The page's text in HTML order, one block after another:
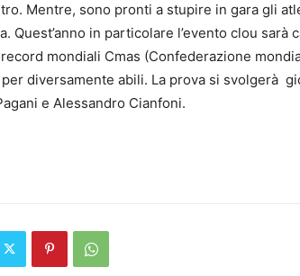
Mentre, sono pronti a stupire in gara gli
Quest’anno in particolare l’evento clou sarà
mondiali Cmas (Confederazione
diversamente abili. La prova si svolgerà
e Alessandro Cianfoni.